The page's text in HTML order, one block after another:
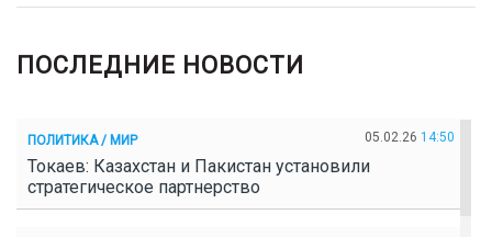
ПОСЛЕДНИЕ НОВОСТИ
ПОЛИТИКА / МИР 05.02.26 14:50
Токаев: Казахстан и Пакистан установили
стратегическое партнерство